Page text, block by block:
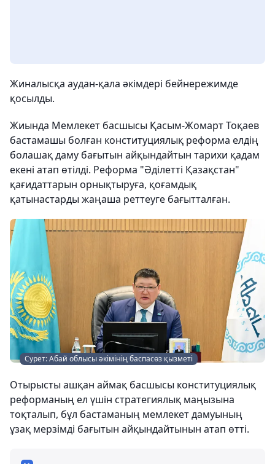
Жиналысқа аудан-қала әкімдері бейнережимде
қосылды.
Жиында Мемлекет басшысы Қасым-Жомарт Тоқаев
бастамашы болған конституциялық реформа елдің
болашақ даму бағытын айқындайтын тарихи қадам
екені атап өтілді. Реформа "Әділетті Қазақстан"
қағидаттарын орнықтыруға, қоғамдық
қатынастарды жаңаша реттеуге бағытталған.
Сурет: Абай облысы әкімінің баспасөз қызметі
Отырысты ашқан аймақ басшысы конституциялық
реформаның ел үшін стратегиялық маңызына
тоқталып, бұл бастаманың мемлекет дамуының
ұзақ мерзімді бағытын айқындайтынын атап өтті.